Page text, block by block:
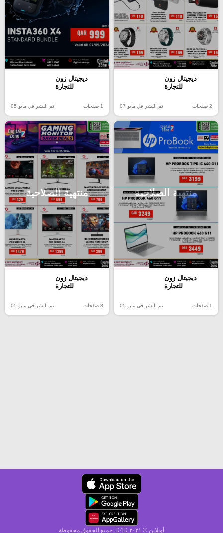
ديجيتال زون
للتجارة
2 صفحات تم النشر في مايو 07
ديجيتال زون
للتجارة
1 صفحات تم النشر في مايو 05
منتهية الصلاحية
ديجيتال زون
للتجارة
1 صفحات تم النشر في مايو 05
منتهية الصلاحية
ديجيتال زون
للتجارة
8 صفحات تم النشر في مايو 05
أونلاين © ۲۰٢١ D4D. جميع الحقوق محفوظة